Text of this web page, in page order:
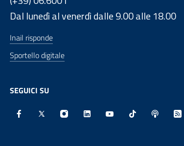
Dal lunedì al venerdì dalle 9.00 alle 18.00
Inail risponde
Sportello digitale
SEGUICI SU